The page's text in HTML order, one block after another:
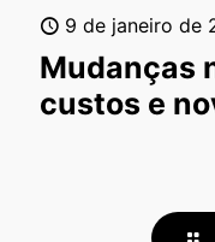
9 de janeiro de
Mudanças
custos e